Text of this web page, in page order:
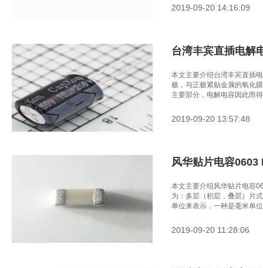
2019-09-20 14:16:09
台湾丰宾直插电解
本文主要介绍台湾丰宾直插
极，与正极紧贴金属的氧化
主要部分，电解电容因此而
2019-09-20 13:57:48
风华贴片电容0603
本文主要介绍风华贴片电容
为：多层（积层，叠层）片
单位来表示，一种是毫米单
2019-09-20 11:28:06